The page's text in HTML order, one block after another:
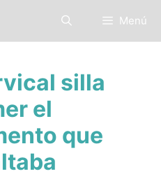
Menú
silla
el
que